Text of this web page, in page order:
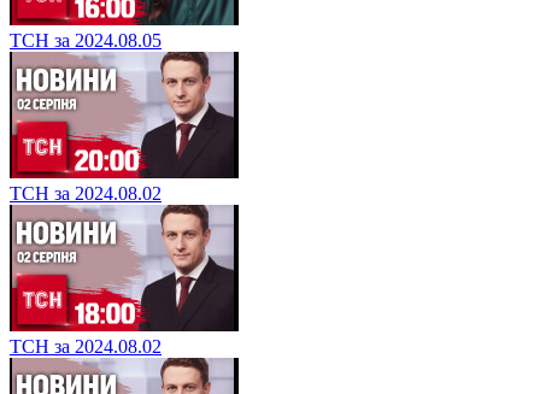
ТСН за 2024.08.05
ТСН за 2024.08.02
ТСН за 2024.08.02